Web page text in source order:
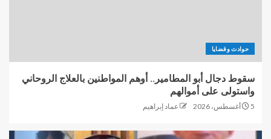
حوادث وقضايا
سقوط دجال أبو المطامير.. أوهم المواطنين بالعلاج الروحاني
واستولى على أموالهم
5 أغسطس، 2026 عماد إبراهيم